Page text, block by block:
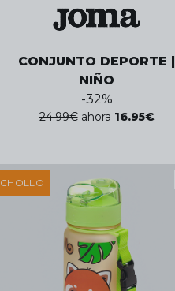
CONJUNTO DEPORTE |
NIÑO
-32%
24.99€ ahora 16.95€
CHOLLO